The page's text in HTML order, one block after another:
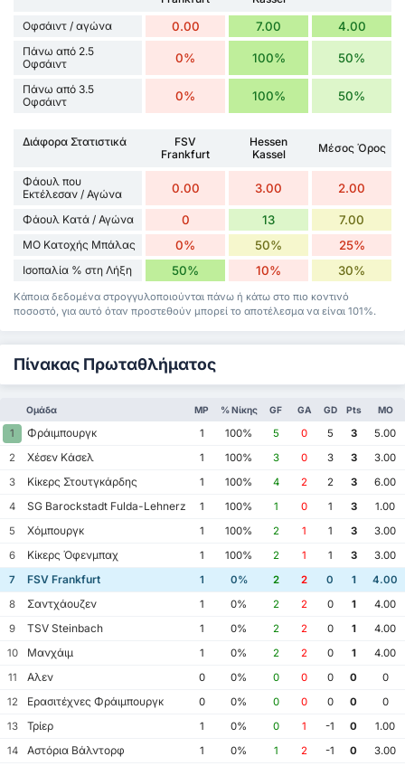
Οφσάιντ / αγώνα
0.00 7.00 4.00
Πάνω από 2.5
Οφσάιντ
0% 100% 50%
Πάνω από 3.5
Οφσάιντ
0% 100% 50%
Διάφορα Στατιστικά
FSV
Frankfurt
Hessen
Kassel
Μέσος Όρος
Φάουλ που
Εκτέλεσαν / Αγώνα
0.00 3.00 2.00
Φάουλ Κατά / Αγώνα 0 13 7.00
ΜΟ Κατοχής Μπάλας 0% 50% 25%
Ισοπαλία % στη Λήξη 50% 10% 30%
Κάποια δεδομένα στρογγυλοποιούνται πάνω ή κάτω στο πιο κοντινό
ποσοστό, για αυτό όταν προστεθούν μπορεί το αποτέλεσμα να είναι 101%.
Πίνακας Πρωταθλήματος
Ομάδα MP % Νίκης GF GA GD Pts ΜΟ
1 Φράιμπουργκ 1 100% 5 0 5 3
5.00
2
Χέσεν Κάσελ 1 100% 3 0 3 3
3.00
3
Κίκερς Στουτγκάρδης 1 100% 4 2 2 3
6.00
4
SG Barockstadt Fulda-Lehnerz 1 100% 1 0 1 3
1.00
5
Χόμπουργκ 1 100% 2 1 1 3
3.00
6
Κίκερς Όφενμπαχ 1 100% 2 1 1 3
3.00
7
FSV Frankfurt 1 0% 2 2 0 1
4.00
8
Σαντχάουζεν 1 0% 2 2 0 1
4.00
9
TSV Steinbach 1 0% 2 2 0 1
4.00
10
Μανχάιμ 1 0% 2 2 0 1
4.00
11
Αλεν 0 0% 0 0 0 0
0
12
Ερασιτέχνες Φράιμπουργκ 0 0% 0 0 0 0
0
13
Τρίερ 1 0% 0 1 -1 0
1.00
14
Αστόρια Βάλντορφ 1 0% 1 2 -1 0
3.00